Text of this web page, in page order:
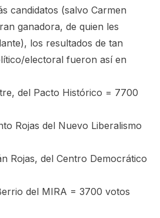
candidatos (salvo Carmen
ganadora, de quien les
los resultados de tan
electoral fueron así en
del Pacto Histórico = 7700
Rojas del Nuevo Liberalismo
Rojas, del Centro Democrático
del MIRA = 3700 votos